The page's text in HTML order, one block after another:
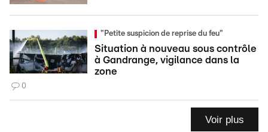
"Petite suspicion de reprise du feu"
Situation à nouveau sous contrôle
à Gandrange, vigilance dans la
zone
0
Voir plus